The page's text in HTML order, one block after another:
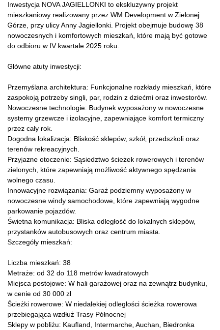
Inwestycja NOVA JAGIELLONKI to ekskluzywny projekt
mieszkaniowy realizowany przez WM Development w Zielonej
Górze, przy ulicy Anny Jagiellonki. Projekt obejmuje budowę 38
nowoczesnych i komfortowych mieszkań, które mają być gotowe
do odbioru w IV kwartale 2025 roku.
Główne atuty inwestycji:
Przemyślana architektura: Funkcjonalne rozkłady mieszkań, które
zaspokoją potrzeby singli, par, rodzin z dziećmi oraz inwestorów.
Nowoczesne technologie: Budynek wyposażony w nowoczesne
systemy grzewcze i izolacyjne, zapewniające komfort termiczny
przez cały rok.
Dogodna lokalizacja: Bliskość sklepów, szkół, przedszkoli oraz
terenów rekreacyjnych.
Przyjazne otoczenie: Sąsiedztwo ścieżek rowerowych i terenów
zielonych, które zapewniają możliwość aktywnego spędzania
wolnego czasu.
Innowacyjne rozwiązania: Garaż podziemny wyposażony w
nowoczesne windy samochodowe, które zapewniają wygodne
parkowanie pojazdów.
Świetna komunikacja: Bliska odległość do lokalnych sklepów,
przystanków autobusowych oraz centrum miasta.
Szczegóły mieszkań:
Liczba mieszkań: 38
Metraże: od 32 do 118 metrów kwadratowych
Miejsca postojowe: W hali garażowej oraz na zewnątrz budynku,
w cenie od 30 000 zł
Ścieżki rowerowe: W niedalekiej odległości ścieżka rowerowa
przebiegająca wzdłuż Trasy Północnej
Sklepy w pobliżu: Kaufland, Intermarche, Auchan, Biedronka